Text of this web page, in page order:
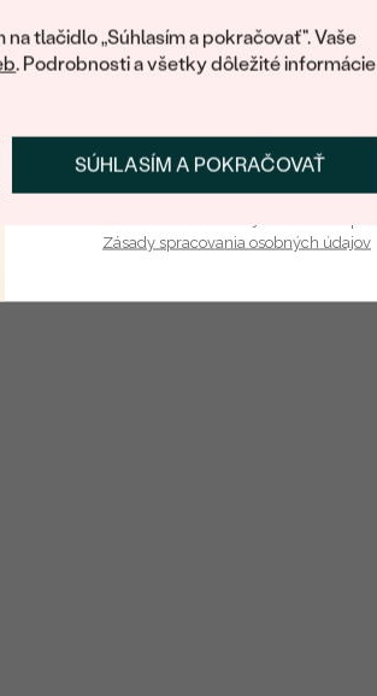
tlačidlo „Súhlasím a pokračovať". Vaše
. Podrobnosti a všetky dôležité informácie
SÚHLASÍM A POKRAČOVAŤ
Prihlásiť sa a získať zľavu
Zásady spracovania osobných údajov